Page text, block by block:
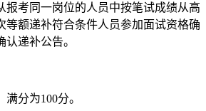
报考同一岗位的人员中按笔试成绩从高
等额递补符合条件人员参加面试资格确
递补公告。
分为100分。